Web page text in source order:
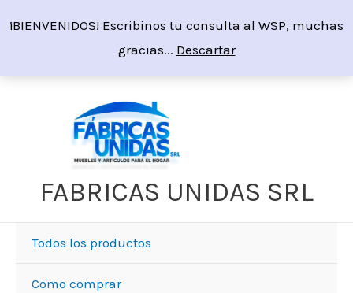
¡BIENVENIDOS! Escribinos tu consulta al WSP, muchas
gracias... Descartar
FABRICAS UNIDAS SRL
Todos los productos
Como comprar